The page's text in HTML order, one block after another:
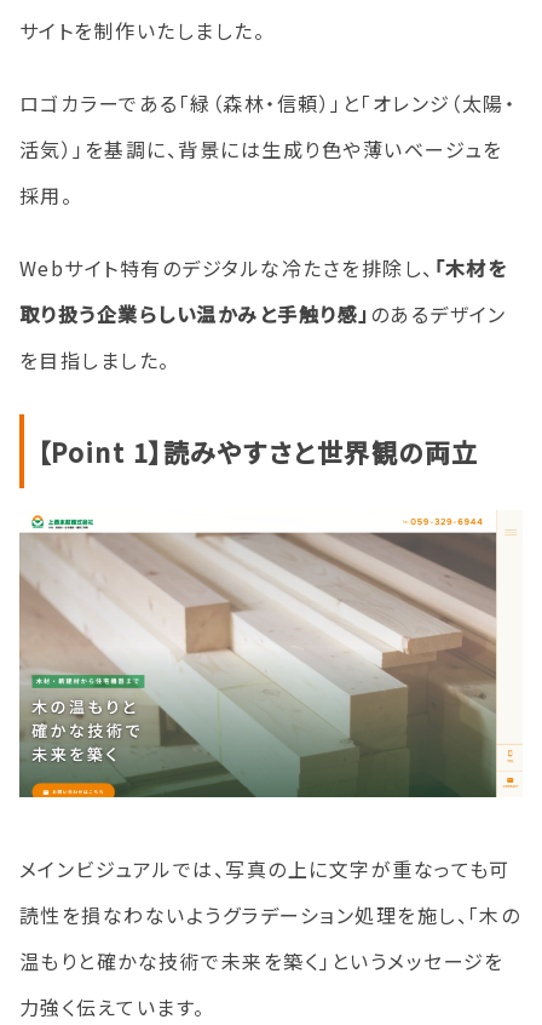
サイトを制作いたしました。
ロゴカラーである「緑（森林・信頼）」と「オレンジ（太陽・
活気）」を基調に、背景には生成り色や薄いベージュを
採用。
Webサイト特有のデジタルな冷たさを排除し、 「木材を
取り扱う企業らしい温かみと手触り感」 のあるデザイン
を目指しました。
【Point 1】読みやすさと世界観の両立
メインビジュアルでは、写真の上に文字が重なっても可
読性を損なわないようグラデーション処理を施し、「木の
温もりと確かな技術で未来を築く」というメッセージを
力強く伝えています。